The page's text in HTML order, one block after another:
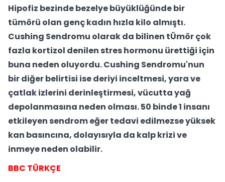
Hipofiz bezinde bezelye büyüklüğünde bir
tümörü olan genç kadın hızla kilo almıştı.
Cushing Sendromu olarak da bilinen tÜmör çok
fazla kortizol denilen stres hormonu ürettiği için
buna neden oluyordu. Cushing Sendromu'nun
bir diğer belirtisi ise deriyi inceltmesi, yara ve
çatlak izlerini derinleştirmesi, vücutta yağ
depolanmasına neden olması. 50 binde 1 insanı
etkileyen sendrom eğer tedavi edilmezse yüksek
kan basıncına, dolayısıyla da kalp krizi ve
inmeye neden olabilir.
BBC TÜRKÇE